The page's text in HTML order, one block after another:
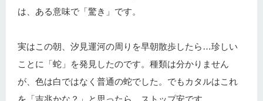
は、ある意味で「驚き」です。
実はこの朝、汐見運河の周りを早朝散歩したら…珍しい
ことに「蛇」を発見したのです。種類は分かりません
が、色は白ではなく普通の蛇でした。でもカタルはこれ